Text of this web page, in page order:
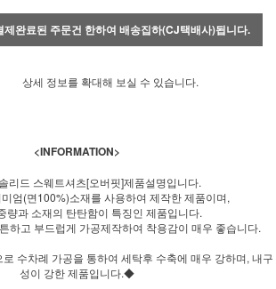
제완료된 주문건 한하여 배송집하(CJ택배사)됩니다.
상세 정보를 확대해 보실 수 있습니다.
<INFORMATION>
리드 스웨트셔츠[오버핏]제품설명입니다.
엄(면100%)소재를 사용하여 제작한 제품이며,
량과 소재의 탄탄함이 특징인 제품입니다.
하고 부드럽게 가공제작하여 착용감이 매우 좋습니다.
수차례 가공을 통하여 세탁후 수축에 매우 강하며, 내구
성이 강한 제품입니다.◆